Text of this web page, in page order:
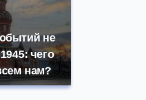
не
чего
нам?